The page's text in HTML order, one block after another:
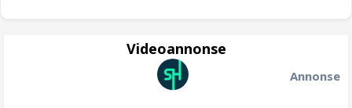
Videoannonse
Annonse